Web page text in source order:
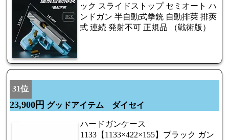
ック スライドストップ セミオート ハ
ンドガン 半自動式拳銃 自動排莢 排莢
式 連続 発射不可 正規品 （戦術版）
31位
23,900円 グッドアイテム ダイセイ
ハードガンケース
1133【1133×422×155】ブラック ガン